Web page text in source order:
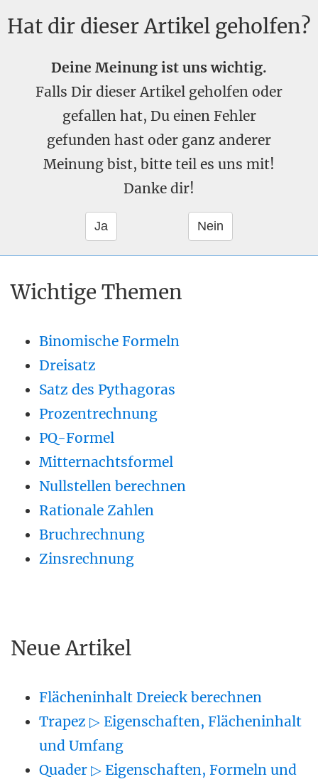
Hat dir dieser Artikel geholfen?
Deine Meinung ist uns wichtig.
Falls Dir dieser Artikel geholfen oder
gefallen hat, Du einen Fehler
gefunden hast oder ganz anderer
Meinung bist, bitte teil es uns mit!
Danke dir!
Wichtige Themen
Binomische Formeln
Dreisatz
Satz des Pythagoras
Prozentrechnung
PQ-Formel
Mitternachtsformel
Nullstellen berechnen
Rationale Zahlen
Bruchrechnung
Zinsrechnung
Neue Artikel
Flächeninhalt Dreieck berechnen
Trapez ▷ Eigenschaften, Flächeninhalt
und Umfang
Quader ▷ Eigenschaften, Formeln und